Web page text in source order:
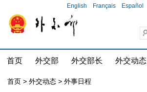
English Français Español
首页 外交部 外交部长 外交动态
首页 > 外交动态 > 外事日程